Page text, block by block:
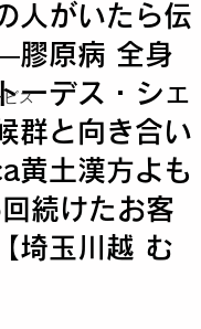
ビス
人がいたら伝
膠原病 全身
ーデス・シェ
群と向き合い
黄土漢方よも
続けたお客
埼玉川越 む